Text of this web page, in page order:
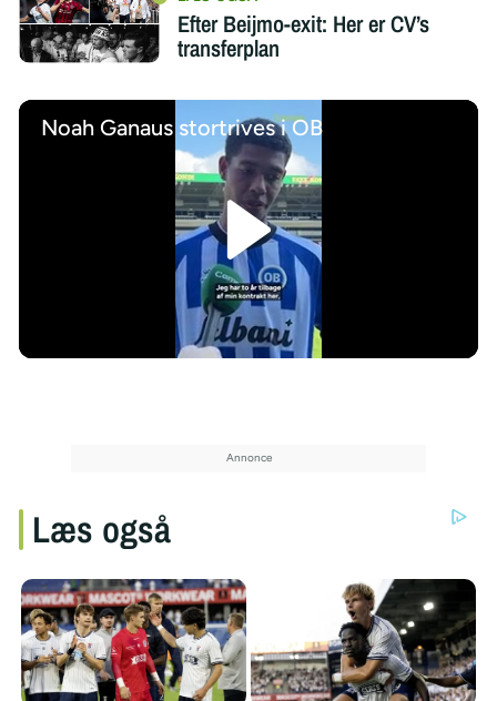
Efter Beijmo-exit: Her er CV’s
transferplan
Noah Ganaus stortrives i OB
/